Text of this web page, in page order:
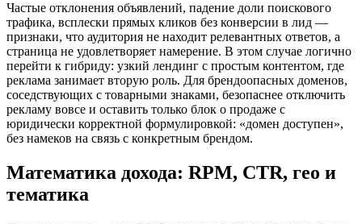
Частые отклонения объявлений, падение доли поискового
трафика, всплески прямых кликов без конверсии в лид —
признаки, что аудитория не находит релевантных ответов, а
страница не удовлетворяет намерение. В этом случае логично
перейти к гибриду: узкий лендинг с простым контентом, где
реклама занимает вторую роль. Для брендоопасных доменов,
соседствующих с товарными знаками, безопаснее отключить
рекламу вовсе и оставить только блок о продаже с
юридически корректной формулировкой: «домен доступен»,
без намеков на связь с конкретным брендом.
Математика дохода: RPM, CTR, гео и
тематика